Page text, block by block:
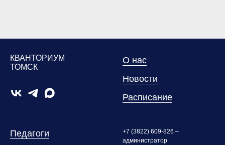
КВАНТОРИУМ
ТОМСК
О нас
Новости
Расписание
Педагоги
+7 (3822) 609-826 –
администратор